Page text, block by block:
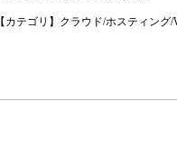
【カテゴリ】クラウド/ホスティング/